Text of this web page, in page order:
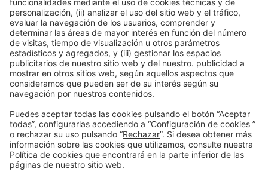
SPEAKER
Jaime Martin
FOUNDER & CEO
Lantern